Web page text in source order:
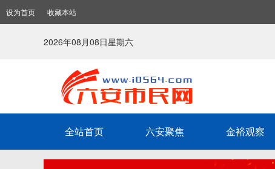
设为首页 收藏本站
2026年08月08日星期六
全站首页 六安聚焦 金裕观察